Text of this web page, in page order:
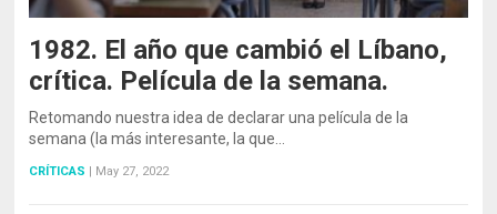
1982. El año que cambió el Líbano,
crítica. Película de la semana.
Retomando nuestra idea de declarar una película de la
semana (la más interesante, la que…
CRÍTICAS May 27, 2022